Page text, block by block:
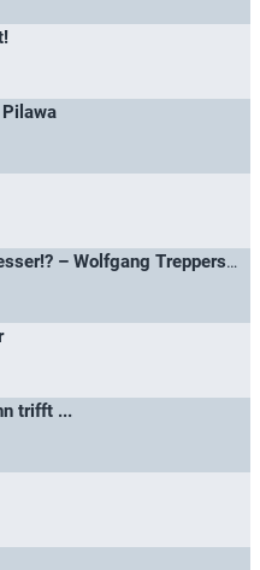
Früher war alles besser!? – Wolfgang Treppers Zeitreise
trifft ...